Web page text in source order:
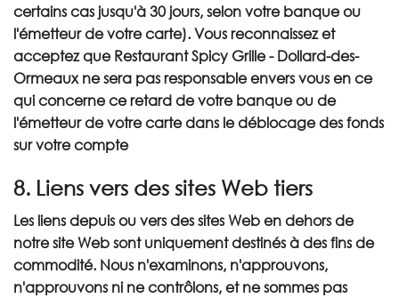
certains cas jusqu'à 30 jours, selon votre banque ou
l'émetteur de votre carte). Vous reconnaissez et
acceptez que Restaurant Spicy Grille - Dollard-des-
Ormeaux ne sera pas responsable envers vous en ce
qui concerne ce retard de votre banque ou de
l'émetteur de votre carte dans le déblocage des fonds
sur votre compte
8. Liens vers des sites Web tiers
Les liens depuis ou vers des sites Web en dehors de
notre site Web sont uniquement destinés à des fins de
commodité. Nous n'examinons, n'approuvons,
n'approuvons ni ne contrôlons, et ne sommes pas